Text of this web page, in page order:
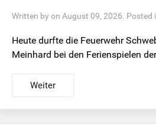
Written by on August 09, 2026. Posted
Heute durfte die Feuerwehr
Meinhard bei den Ferienspielen
Weiter